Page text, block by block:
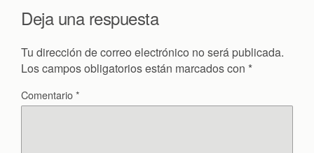
Deja una respuesta
Tu dirección de correo electrónico no será publicada.
Los campos obligatorios están marcados con *
Comentario*